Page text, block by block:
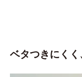
ベタつきにく